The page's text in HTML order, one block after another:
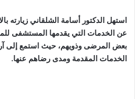
استهل الدكتور أسامة الشلقاني
عن الخدمات التي يقدمها المستشفى
بعض المرضى وذويهم، حيث استمع إلى
الخدمات المقدمة ومدى رضاهم عنها.